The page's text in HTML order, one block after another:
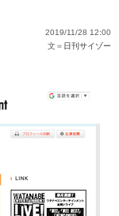
2019/11/28 12:00
文＝ 日刊サイゾー